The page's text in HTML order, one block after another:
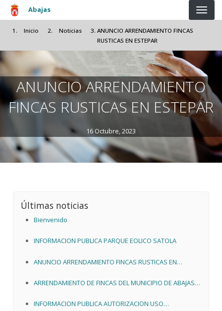
Pasar al contenido principal
Abajas
Inicio Noticias
ANUNCIO ARRENDAMIENTO FINCAS
RUSTICAS EN ESTEPAR
ANUNCIO ARRENDAMIENTO
FINCAS RUSTICAS EN ESTEPAR
16 Octubre, 2023
Últimas noticias
Bienvenido
INFORMACION PUBLICA PARQUE EOLICO SATOLA
ANUNCIO ARRENDAMIENTO FINCAS RUSTICAS EN
ARRENDAMIENTO DE FINCAS DEL MUNICIPIO DE ABAJAS.
INFORMACION PUBLICA AUTORIZACION USO